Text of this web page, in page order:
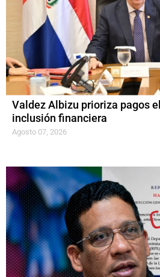
Valdez Albizu prioriza pagos
inclusión financiera
Agosto 07, 2026